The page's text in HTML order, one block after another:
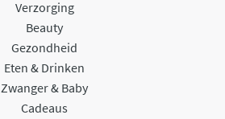
Verzorging
Beauty
Gezondheid
Eten & Drinken
Zwanger & Baby
Cadeaus